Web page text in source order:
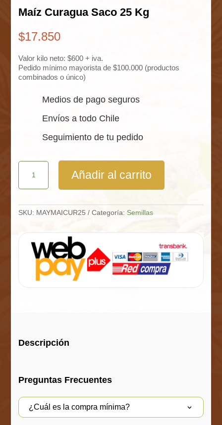
Maíz Curagua Saco 25 Kg
$17.850
Valor kilo neto: $600 + iva.
Pedido mínimo mayorista de $100.000 (productos
combinados o único)
Medios de pago seguros
Envíos a todo Chile
Seguimiento de tu pedido
Maíz
Curagua
Kg
cantidad
Añadir al carrito
SKU: MAYMAICUR25 Categoría: Semillas
Descripción
Preguntas Frecuentes
¿Cuál es la compra mínima?